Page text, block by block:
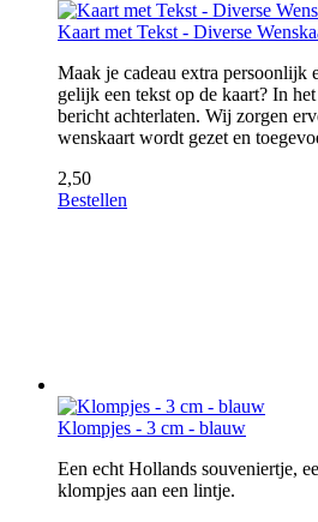
Kaart met Tekst - Diverse
Maak je cadeau extra persoonlijk
gelijk een tekst op de kaart? In
bericht achterlaten. Wij zorgen
wenskaart wordt gezet en
2,50
Bestellen
Klompjes - 3 cm - blauw
Een echt Hollands souveniertje,
klompjes aan een lintje.